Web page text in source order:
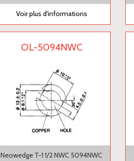
Voir plus d'informations
OL-5094NWC
Neowedge T-1 1/2 NWC 5094NWC